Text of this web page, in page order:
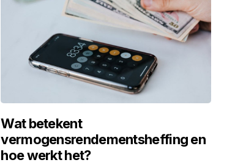
Wat betekent
vermogensrendementsheffing en
hoe werkt het?